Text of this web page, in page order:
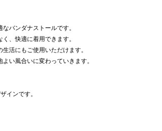
バンダナストールです。
、快適に着用できます。
活にもご使用いただけます。
い風合いに変わっていきます。
インです。